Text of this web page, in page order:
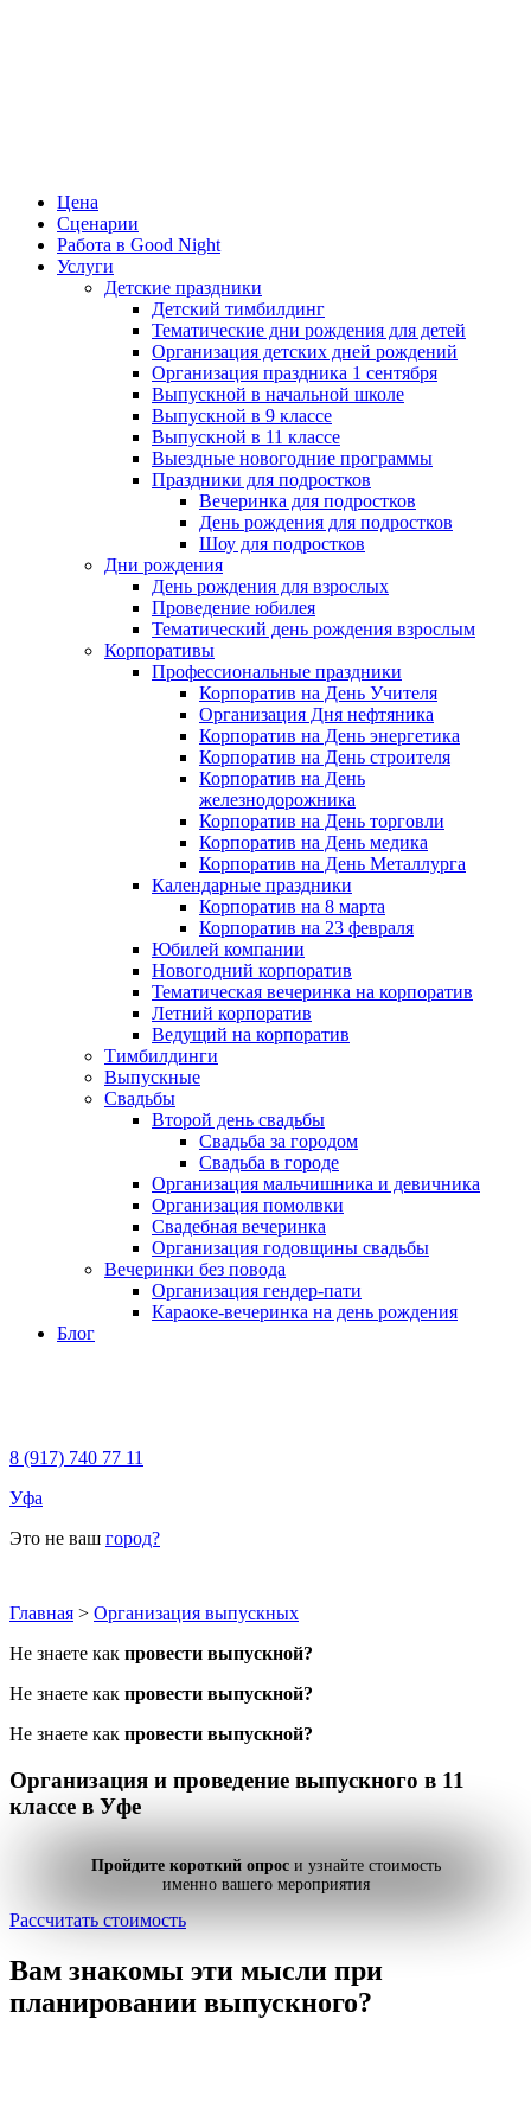
Цена
Сценарии
Работа в Good Night
Услуги
Детские праздники
Детский тимбилдинг
Тематические дни рождения для детей
Организация детских дней рождений
Организация праздника 1 сентября
Выпускной в начальной школе
Выпускной в 9 классе
Выпускной в 11 классе
Выездные новогодние программы
Праздники для подростков
Вечеринка для подростков
День рождения для подростков
Шоу для подростков
Дни рождения
День рождения для взрослых
Проведение юбилея
Тематический день рождения взрослым
Корпоративы
Профессиональные праздники
Корпоратив на День Учителя
Организация Дня нефтяника
Корпоратив на День энергетика
Корпоратив на День строителя
Корпоратив на День
железнодорожника
Корпоратив на День торговли
Корпоратив на День медика
Корпоратив на День Металлурга
Календарные праздники
Корпоратив на 8 марта
Корпоратив на 23 февраля
Юбилей компании
Новогодний корпоратив
Тематическая вечеринка на корпоратив
Летний корпоратив
Ведущий на корпоратив
Тимбилдинги
Выпускные
Свадьбы
Второй день свадьбы
Свадьба за городом
Свадьба в городе
Организация мальчишника и девичника
Организация помолвки
Свадебная вечеринка
Организация годовщины свадьбы
Вечеринки без повода
Организация гендер-пати
Караоке-вечеринка на день рождения
Блог
8 (917) 740 77 11
Уфа
Это не ваш город?
Главная > Организация выпускных
Не знаете как провести выпускной?
Не знаете как провести выпускной?
Не знаете как провести выпускной?
Организация и проведение выпускного в 11
классе в Уфе
Пройдите короткий опроси узнайте стоимость
именно вашего мероприятия
Рассчитать стоимость
Вам знакомы эти мысли при
планировании выпускного?